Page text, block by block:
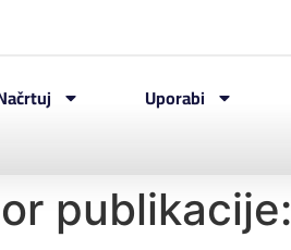
Uporabi
publikacije: